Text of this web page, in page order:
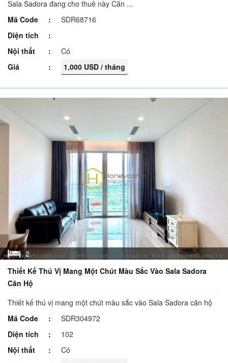
Sala Sadora đang cho thuê này Căn ...
Mã Code
SDR68716
Diện tích
Nội thất
Có
Giá
1,000 USD / tháng
2
Thiết Kế Thú Vị Mang Một Chút Màu Sắc Vào Sala Sadora
Căn Hộ
Thiết kế thú vị mang một chút màu sắc vào Sala Sadora căn hộ
Mã Code
SDR304972
Diện tích
102
Nội thất
Có